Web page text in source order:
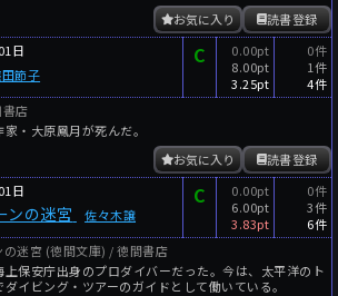
読書登録
お気に入り
日
節子
C
0.00pt
8.00pt
3.25pt
0件
1件
4件
店
・大原鳳月が死んだ。
読書登録
お気に入り
日
ンの迷宮 佐々木譲
C
0.00pt
6.00pt
3.83pt
0件
3件
6件
の迷宮 (徳間文庫) / 徳間書店
上保安庁出身のプロダイバーだった。今は、太平洋のト
イビング・ツアーのガイドとして働いている。